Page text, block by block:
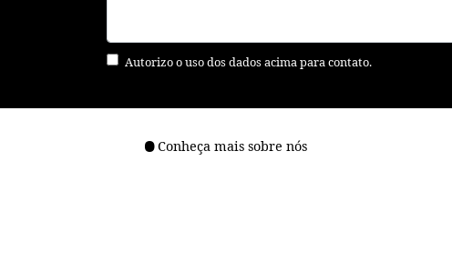
Autorizo o uso dos dados acima para contato.
Conheça mais sobre nós